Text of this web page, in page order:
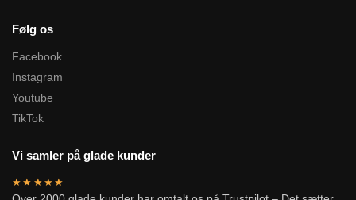
Følg os
Facebook
Instagram
Youtube
TikTok
Vi samler på glade kunder
★★★★★